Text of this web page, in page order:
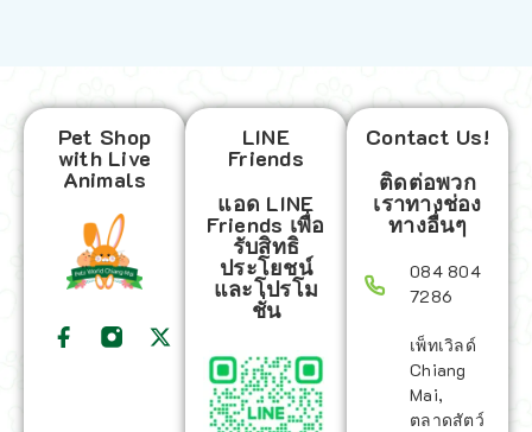
Pet Shop
with Live
Animals
LINE
Friends
แอด LINE
Friends เพื่อ
รับสิทธิ
ประโยชน์
และโปรโม
ชั่น
Contact Us!
ติดต่อพวก
เราทางช่อง
ทางอื่นๆ
084 804
7286
เพ็ทเวิลด์
Chiang
Mai,
ตลาดสัตว์